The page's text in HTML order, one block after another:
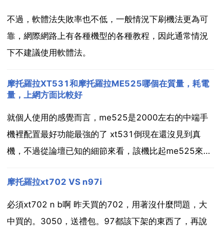
不過，軟體法失敗率也不低，一般情況下刷機法更為可
靠，網際網路上有各種機型的各種教程，因此通常情況
下不建議使用軟體法。
摩托羅拉XT531和摩托羅拉ME525哪個在質量，耗電
量，上網方面比較好
就個人使用的感覺而言，me525是2000左右的中端手
機裡配置最好功能最強的了 xt531倒現在還沒見到真
機，不過從論壇已知的細節來看，該機比起me525來說
的解析度，而xt531是3.5的屏，480x320的屏，這個
差距就非常明顯了 其次...
摩托羅拉xt702 VS n97i
必須xt702 n b啊 昨天買的702，用著沒什麼問題，大
中買的。3050，送禮包。97都該下架的東西了，再說